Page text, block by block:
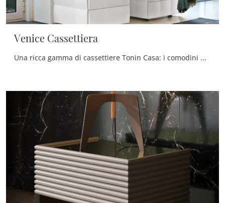
Venice Cassettiera
Una ricca gamma di cassettiere Tonin Casa: i comodini moderni in laccato opaco, come Venice Cassettiera, sono tra le proposte più originali.